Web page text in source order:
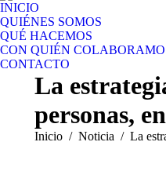
INICIO
QUIÉNES SOMOS
QUÉ HACEMOS
CON QUIÉN
CONTACTO
La
personas,
Estás aquí:
Inicio Noticia La